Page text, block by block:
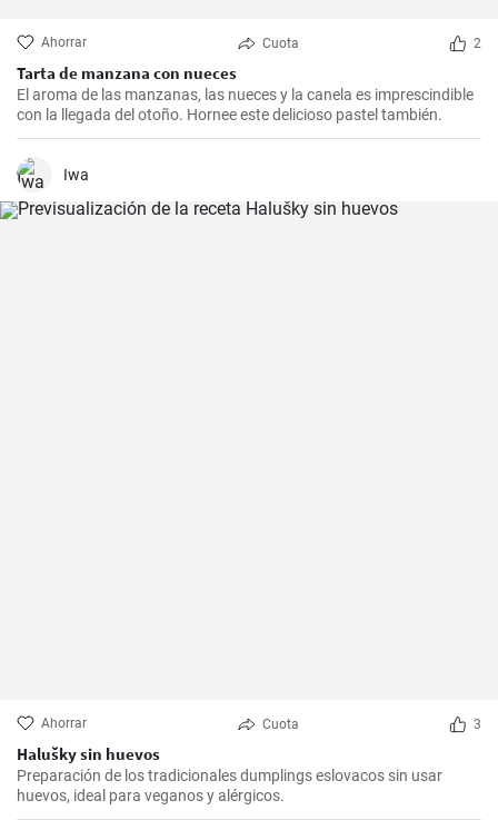
Ahorrar Cuota 2
Tarta de manzana con nueces
El aroma de las manzanas, las nueces y la canela es imprescindible
con la llegada del otoño. Hornee este delicioso pastel también.
Iwa
Ahorrar Cuota 3
Halušky sin huevos
Preparación de los tradicionales dumplings eslovacos sin usar
huevos, ideal para veganos y alérgicos.